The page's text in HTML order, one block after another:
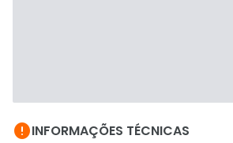
INFORMAÇÕES TÉCNICAS